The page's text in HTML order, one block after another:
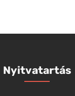
Nyitvatartás